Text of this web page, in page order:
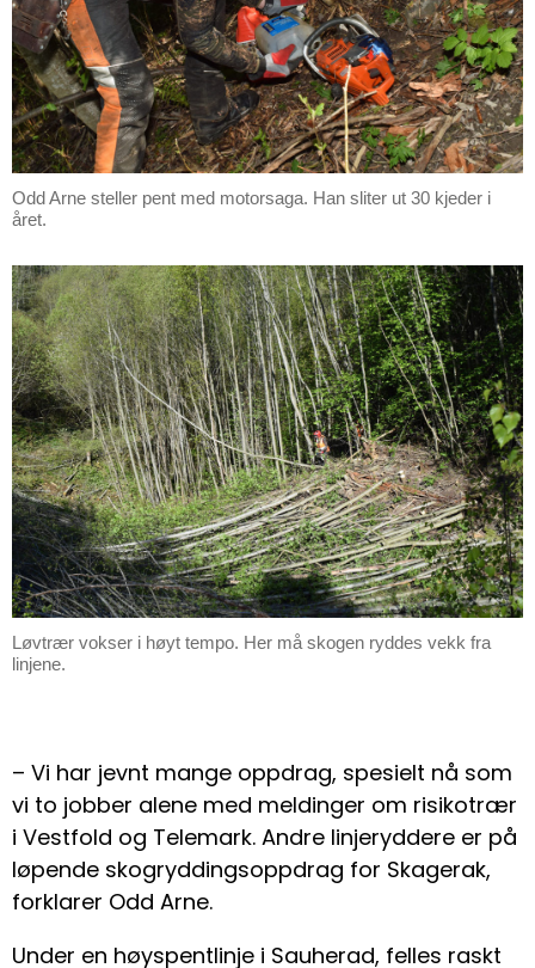
Odd Arne steller pent med motorsaga. Han sliter ut 30 kjeder i
året.
Løvtrær vokser i høyt tempo. Her må skogen ryddes vekk fra
linjene.
– Vi har jevnt mange oppdrag, spesielt nå som
vi to jobber alene med meldinger om risikotrær
i Vestfold og Telemark. Andre linjeryddere er på
løpende skogryddingsoppdrag for Skagerak,
forklarer Odd Arne.
Under en høyspentlinje i Sauherad, felles raskt